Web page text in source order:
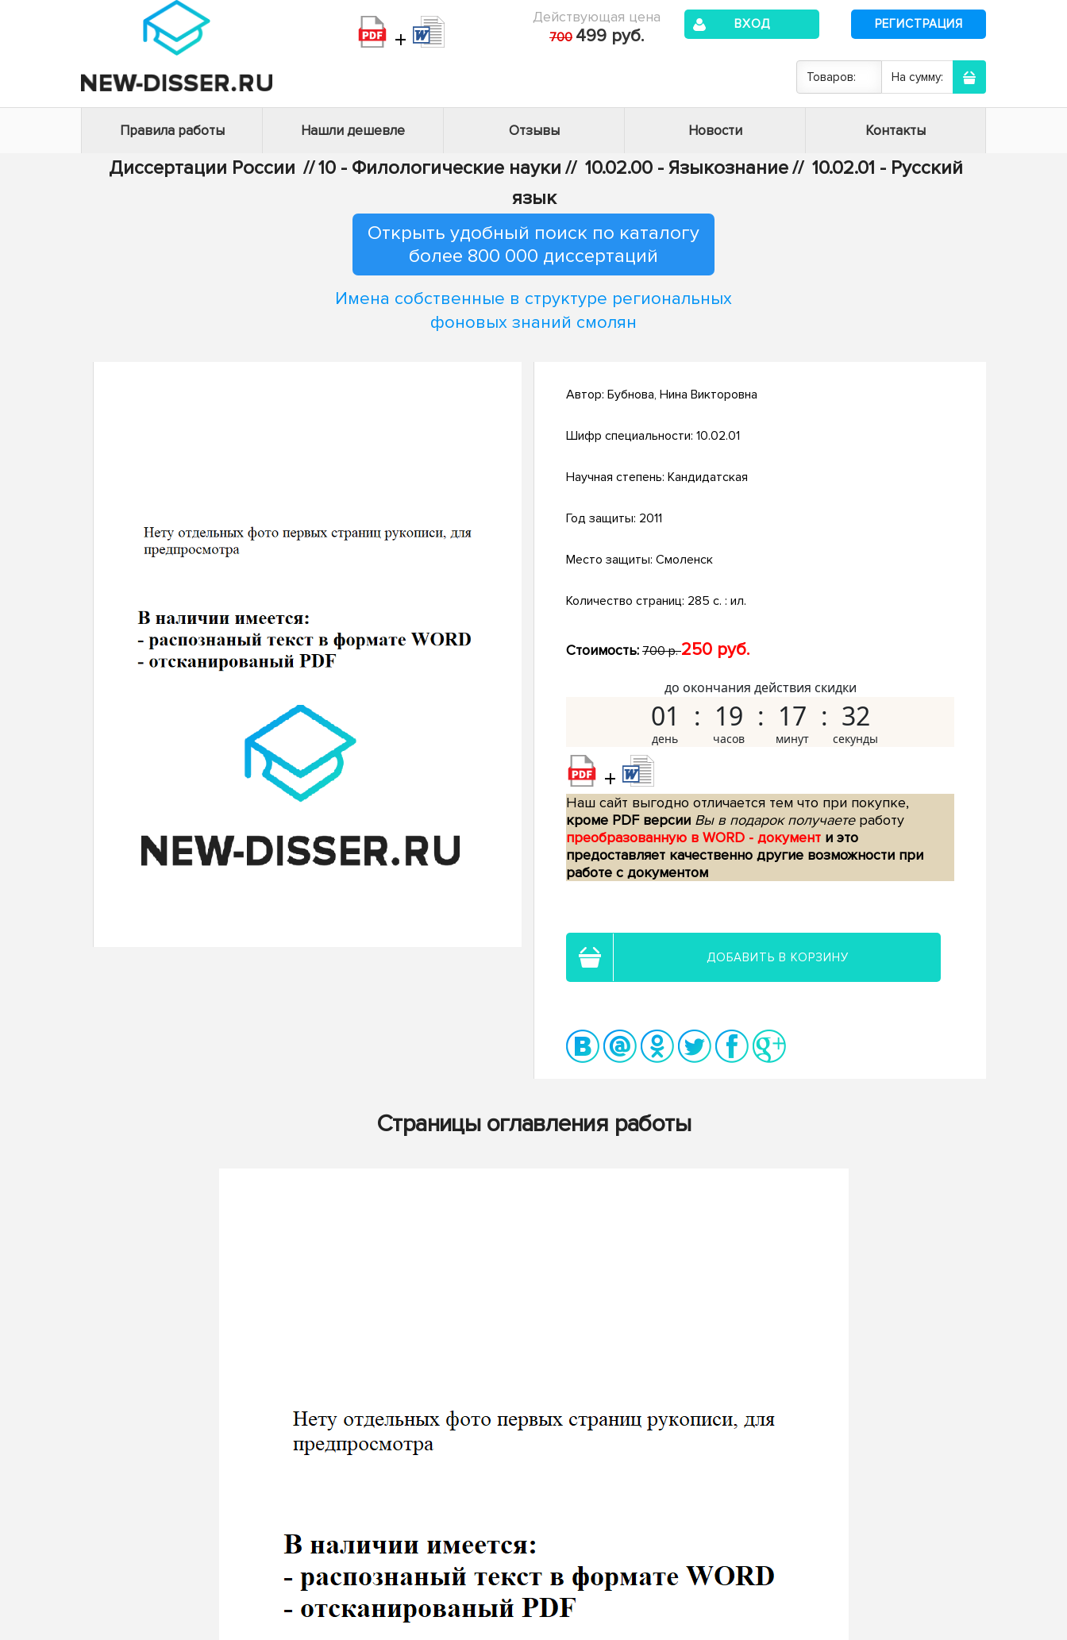
+
Действующая цена
700 499 руб.
ВХОД РЕГИСТРАЦИЯ
Товаров: На сумму:
Правила работы Нашли дешевле Отзывы Новости Контакты
Диссертации России //10 - Филологические науки // 10.02.00 - Языкознание// 10.02.01 - Русский
язык
Открыть удобный поиск по каталогу
более 800 000 диссертаций
Имена собственные в структуре региональных
фоновых знаний смолян
Автор: Бубнова, Нина Викторовна
Шифр специальности: 10.02.01
Научная степень: Кандидатская
Год защиты: 2011
Место защиты: Смоленск
Количество страниц: 285 с. : ил.
Стоимость: 700 р.250 руб.
до окончания действия скидки
01 19 17 31
+
Наш сайт выгодно отличается тем что при покупке,
кроме PDF версии Вы в подарок получаетеработу
преобразованную в WORD - документ и это
предоставляет качественно другие возможности при
работе с документом
ДОБАВИТЬ В КОРЗИНУ
Страницы оглавления работы